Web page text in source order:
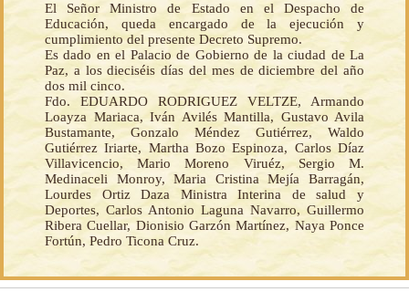
El Señor Ministro de Estado en el Despacho de
Educación, queda encargado de la ejecución y
cumplimiento del presente Decreto Supremo.
Es dado en el Palacio de Gobierno de la ciudad de La
Paz, a los dieciséis días del mes de diciembre del año
dos mil cinco.
Fdo. EDUARDO RODRIGUEZ VELTZE, Armando
Loayza Mariaca, Iván Avilés Mantilla, Gustavo Avila
Bustamante, Gonzalo Méndez Gutiérrez, Waldo
Gutiérrez Iriarte, Martha Bozo Espinoza, Carlos Díaz
Villavicencio, Mario Moreno Viruéz, Sergio M.
Medinaceli Monroy, Maria Cristina Mejía Barragán,
Lourdes Ortiz Daza Ministra Interina de salud y
Deportes, Carlos Antonio Laguna Navarro, Guillermo
Ribera Cuellar, Dionisio Garzón Martínez, Naya Ponce
Fortún, Pedro Ticona Cruz.